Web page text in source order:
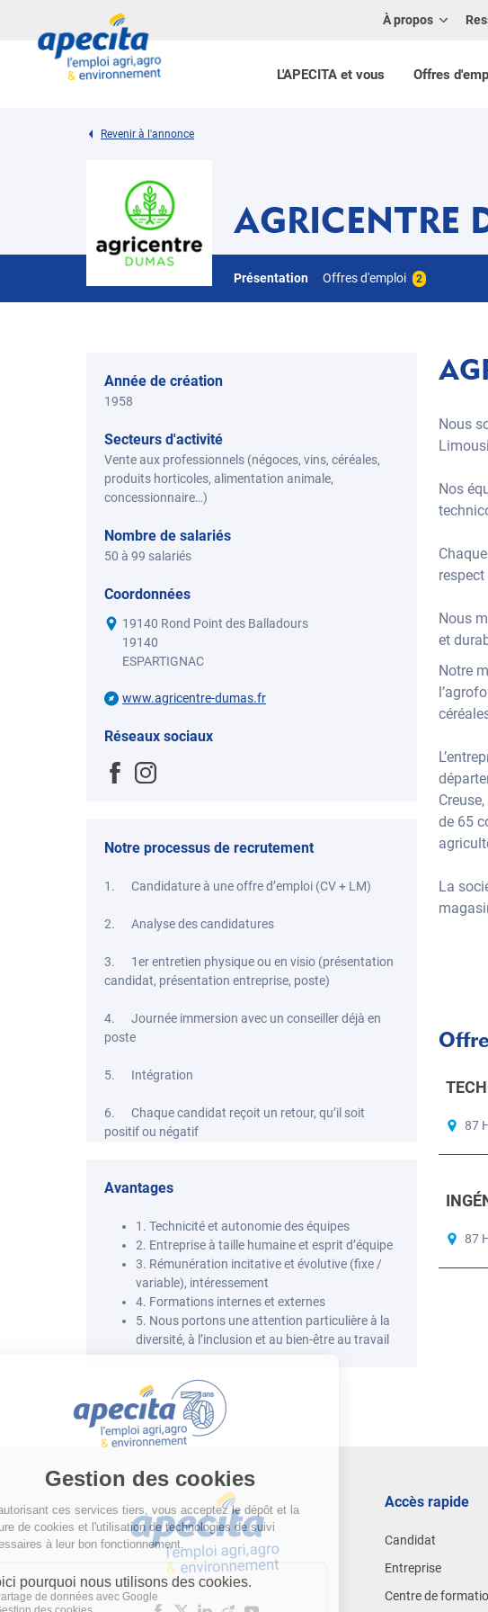
L'APECITA et vous Offres
À propos
Revenir à l'annonce
AGRICENTRE
Présentation Offres d'emploi 2
Année de création
1958
Secteurs d'activité
Vente aux professionnels (négoces, vins, céréales,
produits horticoles, alimentation animale,
concessionnaire…)
Nombre de salariés
50 à 99 salariés
Coordonnées
19140 Rond Point des Balladours
19140
ESPARTIGNAC
www.agricentre-dumas.fr
Réseaux sociaux
Notre processus de recrutement
1. Candidature à une offre d’emploi (CV + LM)
2. Analyse des candidatures
3. 1er entretien physique ou en visio (présentation
candidat, présentation entreprise, poste)
4. Journée immersion avec un conseiller déjà en
poste
5. Intégration
6. Chaque candidat reçoit un retour, qu’il soit
positif ou négatif
Avantages
1. Technicité et autonomie des équipes
2. Entreprise à taille humaine et esprit d’équipe
3. Rémunération incitative et évolutive (fixe /
variable), intéressement
4. Formations internes et externes
5. Nous portons une attention particulière à la
diversité, à l’inclusion et au bien-être au travail
Nous
Nos
Nous
et
Notre
de 65
La
Nos
87
87
Accès rapide
Candidat
Entreprise
Centre de